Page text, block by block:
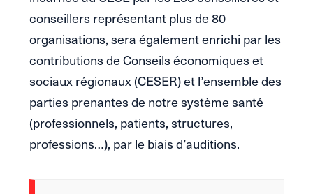
conseillers représentant plus de 80
organisations, sera également enrichi par les
contributions de Conseils économiques et
sociaux régionaux (CESER) et l’ensemble des
parties prenantes de notre système santé
(professionnels, patients, structures,
professions…), par le biais d’auditions.